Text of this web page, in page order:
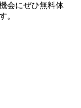
会にぜひ無料体
。